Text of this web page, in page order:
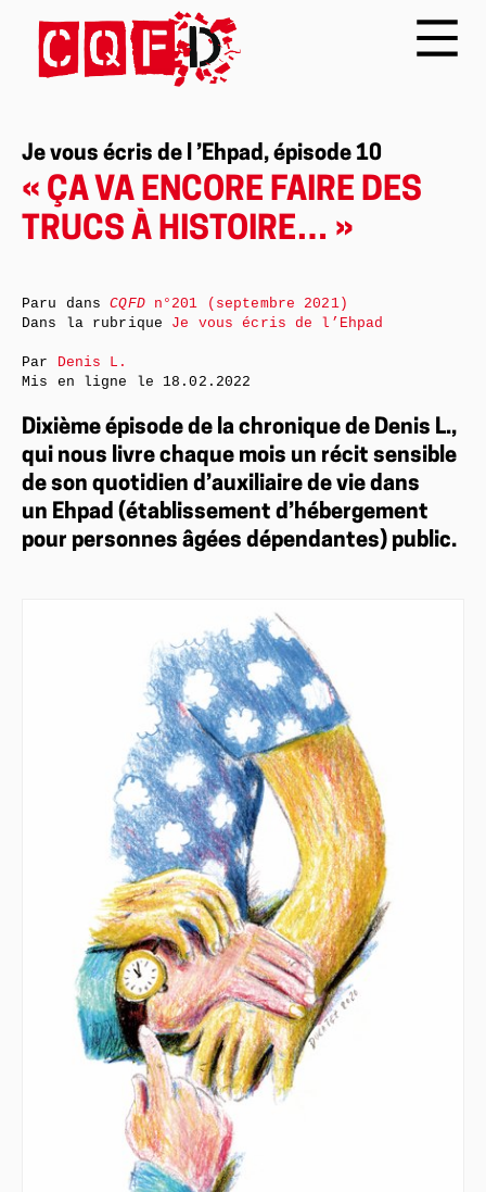
Je vous écris de l ’Ehpad, épisode 10
« ÇA VA ENCORE FAIRE DES
TRUCS À HISTOIRE… »
Dixième épisode de la chronique de Denis L.,
qui nous livre chaque mois un récit sensible
de son quotidien d’auxiliaire de vie dans
un Ehpad (établissement d’hébergement
pour personnes âgées dépendantes) public.
Paru dansCQFDn°201 (septembre 2021)
Dans la rubrique Je vous écris de l’Ehpad
Par Denis L.
Mis en ligne le 18.02.2022